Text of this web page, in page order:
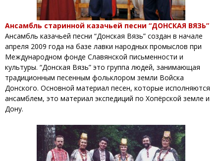
Ансамбль старинной казачьей песни “ДОНСКАЯ ВЯЗЬ”
Ансамбль казачьей песни “Донская Вязь” создан в начале
апреля 2009 года на базе лавки народных промыслов при
Международном фонде Славянской письменности и
культуры. “Донская Вязь” это группа людей, занимающая
традиционным песенным фольклором земли Войска
Донского. Основной материал песен, которые исполняются
ансамблем, это материал экспедиций по Хопёрской земле и
Дону.